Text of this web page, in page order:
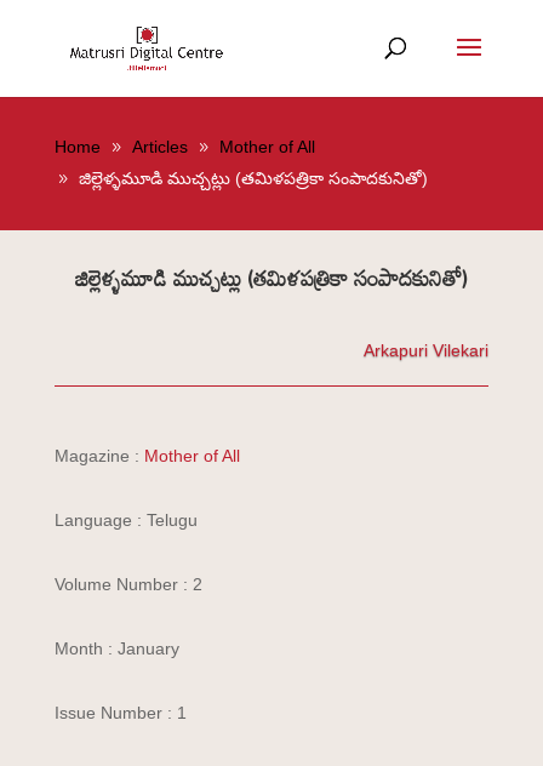
Home Articles
Mother of All
జిల్లెళ్ళమూడి ముచ్చట్లు (తమిళపత్రికా సంపాదకునితో)
జిల్లెళ్ళమూడి ముచ్చట్లు (తమిళపత్రికా సంపాదకునితో)
Arkapuri Vilekari
Magazine : Mother of All
Language : Telugu
Volume Number : 2
Month : January
Issue Number : 1